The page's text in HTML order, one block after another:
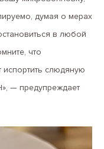
думая о мерах
в любой
что
слюдяную
— предупреждает